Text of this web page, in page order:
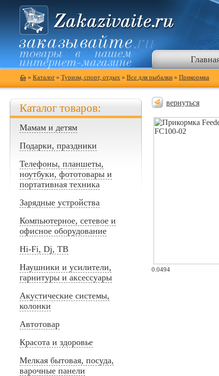
» Каталог » Туризм, спорт, отдых » Все для рыбалки » Прикормка
Каталог товаров:
Мамам и детям
Подарки, праздники
Телефоны, планшеты,
ноутбуки, фототовары и
портативная техника
Зарядные устройства
Компьютерное, сетевое и
офисное оборудование
Hi-Fi, Dj, ТВ
Наушники и усилители,
гарнитуры и аксессуары
Акустические системы,
колонки
Автотовар
Красота и здоровье
Мелкая бытовая, посуда,
варочные панели
вернуться
0.0494